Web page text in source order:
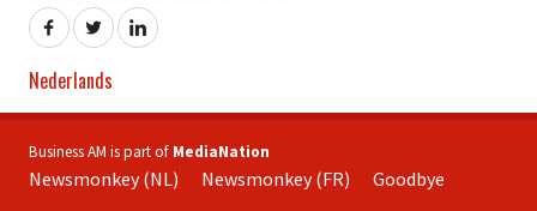
Nederlands
Business AM is part of MediaNation
Newsmonkey (NL) Newsmonkey (FR) Goodbye